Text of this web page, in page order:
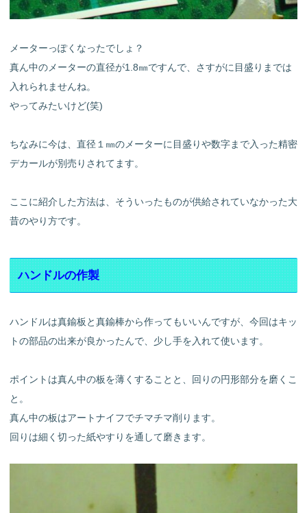
メーターっぽくなったでしょ？
真ん中のメーターの直径が1.8㎜ですんで、さすがに目盛りまでは
入れられませんね。
やってみたいけど(笑)
ちなみに今は、直径１㎜のメーターに目盛りや数字まで入った精密
デカールが別売りされてます。
ここに紹介した方法は、そういったものが供給されていなかった大
昔のやり方です。
ハンドルの作製
ハンドルは真鍮板と真鍮棒から作ってもいいんですが、今回はキッ
トの部品の出来が良かったんで、少し手を入れて使います。
ポイントは真ん中の板を薄くすることと、回りの円形部分を磨くこ
と。
真ん中の板はアートナイフでチマチマ削ります。
回りは細く切った紙やすりを通して磨きます。